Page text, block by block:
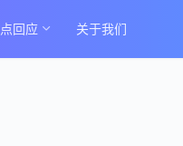
回应 关于我们